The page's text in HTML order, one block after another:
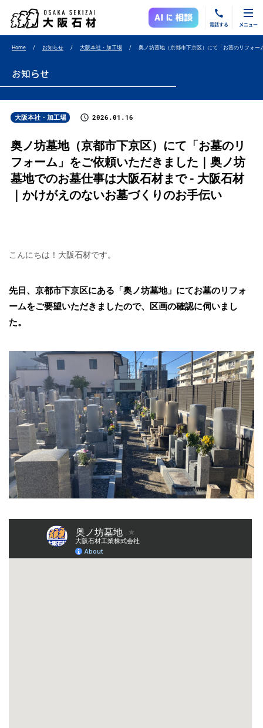
電話する メニュー
Home お知らせ 大阪本社・加工場 奥ノ坊墓地（京都市下京区）にて「お墓のリフォ
お知らせ
大阪本社・加工場 2026.01.16
奥ノ坊墓地（京都市下京区）にて「お墓のリ
フォーム」をご依頼いただきました｜奥ノ坊
墓地でのお墓仕事は大阪石材まで - 大阪石材
｜かけがえのないお墓づくりのお手伝い
こんにちは！大阪石材です。
先日、京都市下京区にある「奥ノ坊墓地」にてお墓のリフォ
ームをご要望いただきましたので、区画の確認に伺いまし
た。